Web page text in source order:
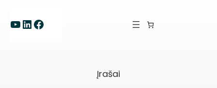
turinio
YouTube LinkedIn Facebook
Įrašai